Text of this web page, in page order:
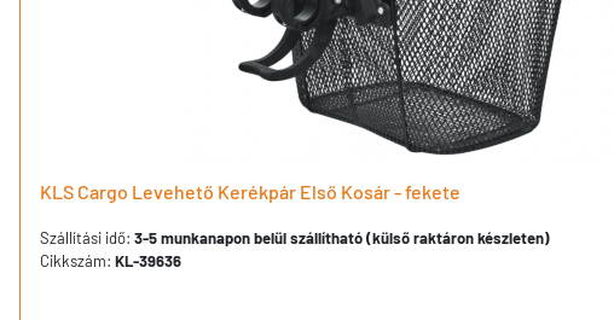
KLS Cargo Levehető Kerékpár Első Kosár - fekete
Szállítási idő: 3-5 munkanapon belül szállítható (külső raktáron készleten)
Cikkszám: KL-39636